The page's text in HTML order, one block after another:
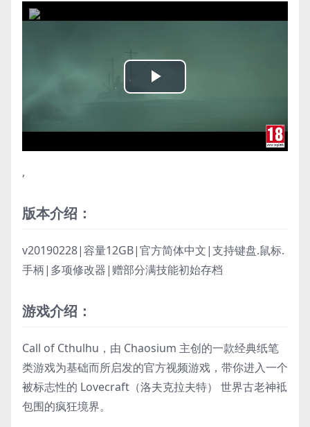
Play
,
版本介绍：
v20190228|容量12GB|官方简体中文|支持键盘.鼠标.
手柄|多项修改器|赠部分满技能初始存档
游戏介绍：
Call of Cthulhu，由 Chaosium 主创的一款经典纸笔
类游戏为基础而所启发的官方视频游戏，带你进入一个
被标志性的 Lovecraft（洛夫克拉夫特） 世界古老神袛
包围的疯狂境界。